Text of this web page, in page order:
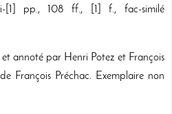
[1] pp., 108 ff., [1] f., fac-similé
et annoté par Henri Potez et François
François Préchac. Exemplaire non